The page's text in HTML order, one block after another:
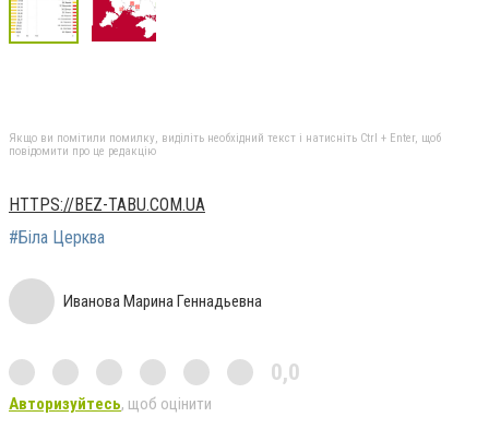
Якщо ви помітили помилку, виділіть необхідний текст і натисніть Ctrl + Enter, щоб
повідомити про це редакцію
HTTPS://BEZ-TABU.COM.UA
#Біла Церква
Иванова Марина Геннадьевна
0,0
Авторизуйтесь, щоб оцінити